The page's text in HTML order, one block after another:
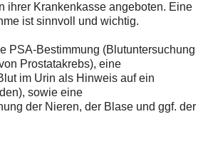
ihrer Krankenkasse angeboten. Eine
ist sinnvoll und wichtig.
PSA-Bestimmung (Blutuntersuchung
Prostatakrebs), eine
im Urin als Hinweis auf ein
sowie eine
der Nieren, der Blase und ggf. der